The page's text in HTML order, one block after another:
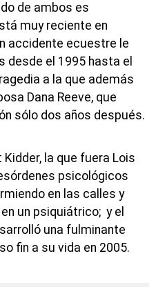
de ambos es
muy reciente en
accidente ecuestre le
desde el 1995 hasta el
a la que además
Dana Reeve, que
sólo dos años después.
la que fuera Lois
psicológicos
en las calles y
un psiquiátrico; y el
una fulminante
fin a su vida en 2005.